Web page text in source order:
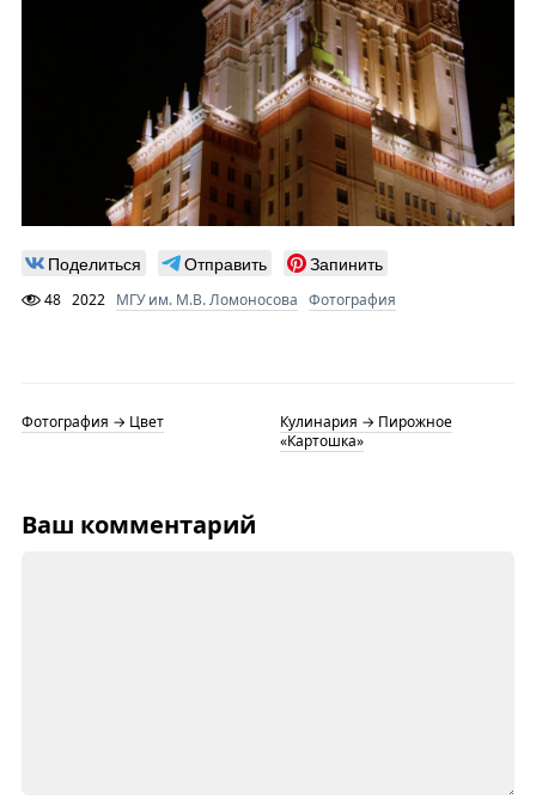
Поделиться Отправить Запинить
48 2022 МГУ им. М.В. Ломоносова Фотография
Фотография → Цвет
Кулинария → Пирожное
«Картошка»
Ваш комментарий